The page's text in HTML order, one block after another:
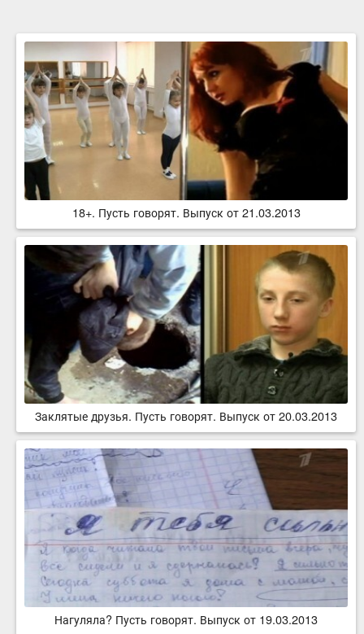
18+. Пусть говорят. Выпуск от 21.03.2013
Заклятые друзья. Пусть говорят. Выпуск от 20.03.2013
Нагуляла? Пусть говорят. Выпуск от 19.03.2013